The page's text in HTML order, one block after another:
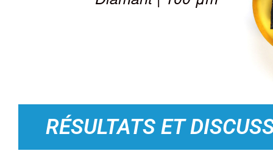
RÉSULTATS ET